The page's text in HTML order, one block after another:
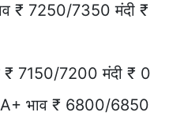
₹ 7250/7350 मंदी ₹
₹ 7150/7200 मंदी ₹ 0
A+ भाव ₹ 6800/6850